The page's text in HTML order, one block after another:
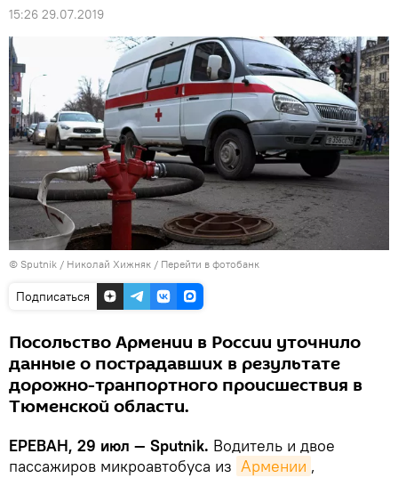
15:26 29.07.2019
© Sputnik / Николай Хижняк / Перейти в фотобанк
Подписаться
Посольство Армении в России уточнило
данные о пострадавших в результате
дорожно-транпортного происшествия в
Тюменской области.
ЕРЕВАН, 29 июл — Sputnik. Водитель и двое
пассажиров микроавтобуса из Армении ,